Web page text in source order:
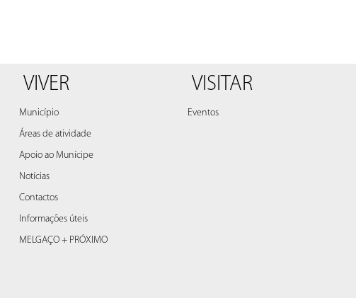
VIVER
Município
Áreas de atividade
Apoio ao Munícipe
Notícias
Contactos
Informações úteis
MELGAÇO + PRÓXIMO
VISITAR
Eventos